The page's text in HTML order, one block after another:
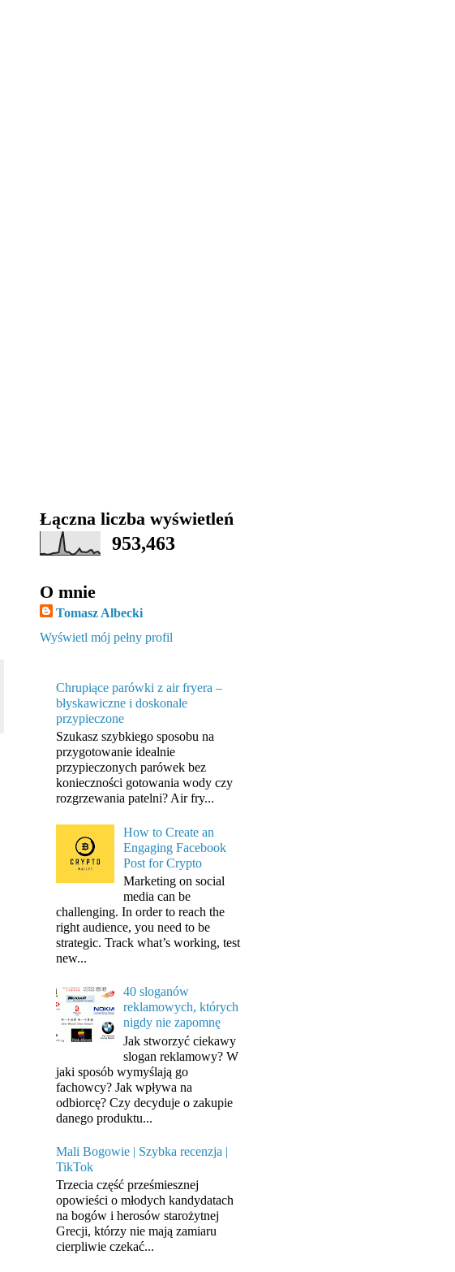
Łączna liczba wyświetleń
953,463
O mnie
Tomasz Albecki
Wyświetl mój pełny profil
Chrupiące parówki z air fryera –
błyskawiczne i doskonale
przypieczone
Szukasz szybkiego sposobu na
przygotowanie idealnie
przypieczonych parówek bez
konieczności gotowania wody czy
rozgrzewania patelni? Air fry...
How to Create an
Engaging Facebook
Post for Crypto
Marketing on social
media can be
challenging. In order to reach the
right audience, you need to be
strategic. Track what’s working, test
new...
40 sloganów
reklamowych, których
nigdy nie zapomnę
Jak stworzyć ciekawy
slogan reklamowy? W
jaki sposób wymyślają go
fachowcy? Jak wpływa na
odbiorcę? Czy decyduje o zakupie
danego produktu...
Mali Bogowie | Szybka recenzja |
TikTok
Trzecia część prześmiesznej
opowieści o młodych kandydatach
na bogów i herosów starożytnej
Grecji, którzy nie mają zamiaru
cierpliwie czekać...